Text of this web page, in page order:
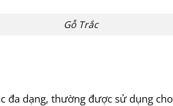
Gỗ Trắc
đa dạng, thường được sử dụng